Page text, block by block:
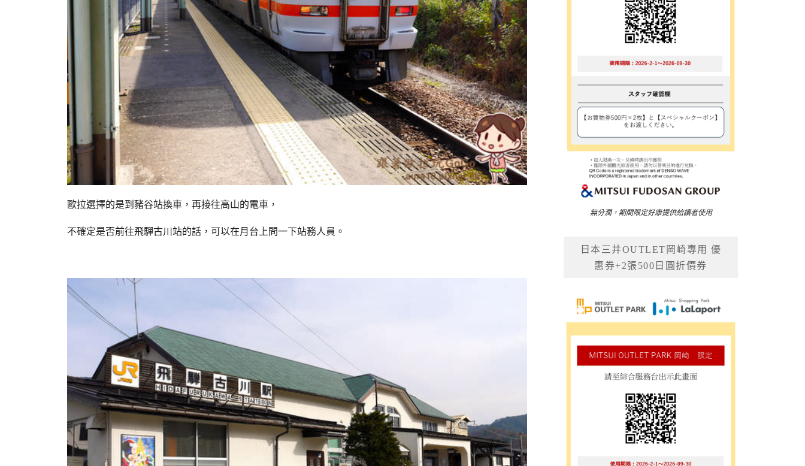
歐拉選擇的是到豬谷站換車，再接往高山的電車，
不確定是否前往飛驒古川站的話，可以在月台上問一下站務人員。
無分潤，期間限定好康提供給讀者使用
日本三井OUTLET岡崎專用 優
惠券+2張500日圓折價券